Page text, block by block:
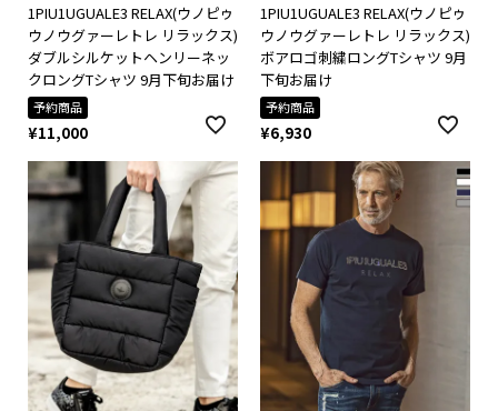
1PIU1UGUALE3 RELAX(ウノピゥ
ウノウグァーレトレ リラックス)
ダブルシルケットヘンリーネッ
クロングTシャツ 9月下旬お届け
予約商品
¥11,000
1PIU1UGUALE3 RELAX(ウノピゥ
ウノウグァーレトレ リラックス)
ボアロゴ刺繍ロングTシャツ 9月
下旬お届け
予約商品
¥6,930